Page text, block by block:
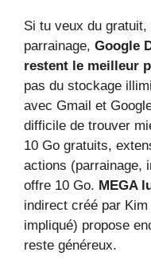
Si tu veux du
parrainage, Google
restent le meilleur
pas du stockage
avec Gmail et
difficile de trouver
10 Go gratuits,
actions (parrainage,
offre 10 Go. MEGA
indirect créé par
impliqué) propose
reste généreux.